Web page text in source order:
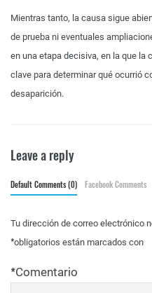
Mientras tanto, la causa sigue
de prueba ni eventuales
en una etapa decisiva, en la que
clave para determinar qué ocurrió
desaparición.
Leave a reply
Default Comments (0) Facebook Comments
Tu dirección de correo electrónico
obligatorios están marcados con
*
Comentario
*